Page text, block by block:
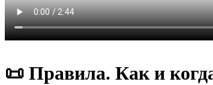
📜 Правила. Как и